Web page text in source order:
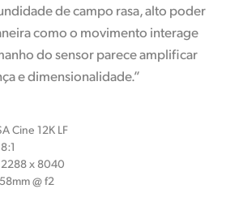
de campo rasa, alto poder
como o movimento interage
do sensor parece amplificar
e dimensionalidade.”
Cine 12K LF
x 8040
@ f2